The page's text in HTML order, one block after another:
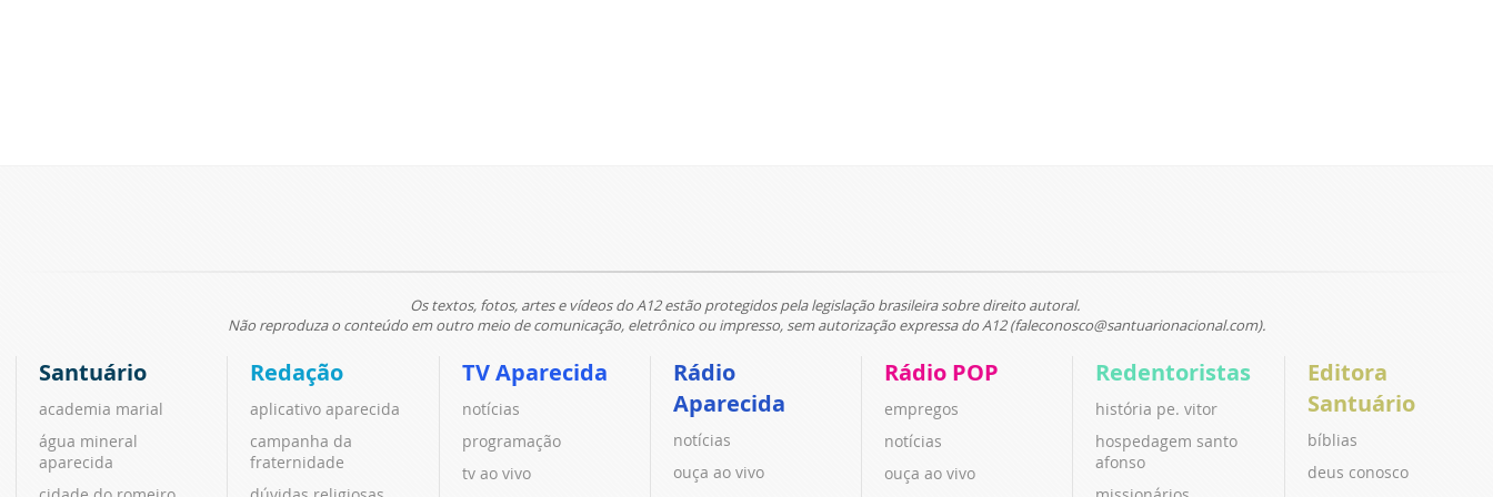
Os textos, fotos, artes e vídeos do A12 estão protegidos pela legislação brasileira sobre direito autoral.
Não reproduza o conteúdo em outro meio de comunicação, eletrônico ou impresso, sem autorização expressa do A12 (faleconosco@santuarionacional.com).
Santuário
academia marial
água mineral
aparecida
Redação
aplicativo aparecida
campanha da
fraternidade
TV Aparecida
notícias
programação
tv ao vivo
Rádio
Aparecida
notícias
ouça ao vivo
Rádio POP
empregos
notícias
ouça ao vivo
Redentoristas
história pe. vitor
hospedagem santo
afonso
Editora
Santuário
bíblias
deus conosco